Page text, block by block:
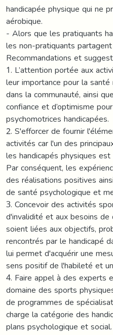
handicapée physique qui ne
aérobique.
- Alors que les pratiquants
les non-pratiquants
Recommandations et
1. L’attention portée aux
leur importance pour la
dans la communauté, ainsi
confiance et d’optimisme
psychomotrices handicapées.
2. S'efforcer de fournir
activités car l'un des
les handicapés physiques
Par conséquent, les
des réalisations positives
de santé psychologique et
3. Concevoir des activités
d'invalidité et aux besoins de
soient liées aux objectifs,
rencontrés par le handicapé
lui permet d'acquérir une
sens positif de l'habileté et
4. Faire appel à des experts
domaine des sports
de programmes de
charge la catégorie des
plans psychologique et social.